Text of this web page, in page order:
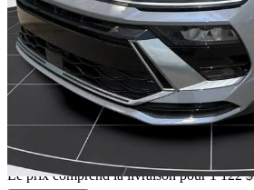
Preferred Trend FWD5 234 km
30 617 $
537 $/mois env.
Livraison à domicile de Châteauguay, QC
Le prix comprend la livraison pour 1 122 $